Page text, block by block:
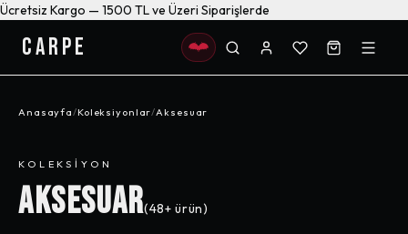
Ücretsiz Kargo — 1500 TL ve Üzeri Siparişlerde
CARPE
Anasayfa/Koleksiyonlar/Aksesuar
KOLEKSIYON
AKSESUAR(48+ ürün)